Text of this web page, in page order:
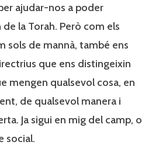
ajudar-nos a poder
la Torah. Però com els
sols de mannà, també ens
que ens distingeixin
mengen qualsevol cosa, en
de qualsevol manera i
Ja sigui en mig del camp, o
social.